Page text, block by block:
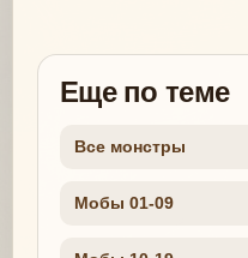
Еще по теме
Все монстры
Мобы 01-09